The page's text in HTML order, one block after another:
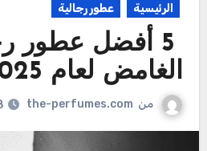
الرئيسية عطور رجالية
5 أفضل عطور
الغامض لعام 2025
من the-perfumes.com
8